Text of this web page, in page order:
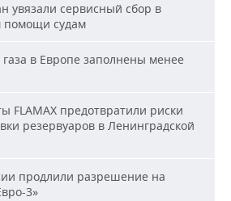
увязали сервисный сбор в
помощи судам
в Европе заполнены менее
FLAMAX предотвратили риски
резервуаров в Ленинградской
продлили разрешение на
3»